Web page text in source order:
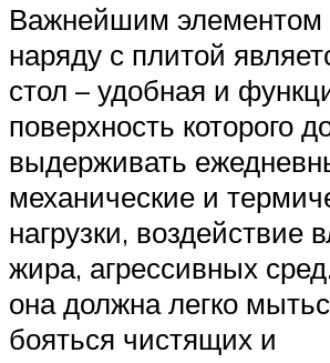
Важнейшим элементом
наряду с плитой
стол – удобная и
поверхность которого
выдерживать
механические и
нагрузки, воздействие
жира, агрессивных
она должна легко
бояться чистящих и